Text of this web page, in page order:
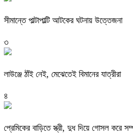
সীমান্তে পাল্টাপাল্টি আটকের ঘটনায় উত্তেজনা
৩
লাউঞ্জে ঠাঁই নেই, মেঝেতেই বিমানের যাত্রীরা
৪
প্রেমিকের বাড়িতে স্ত্রী, দুধ দিয়ে গোসল করে